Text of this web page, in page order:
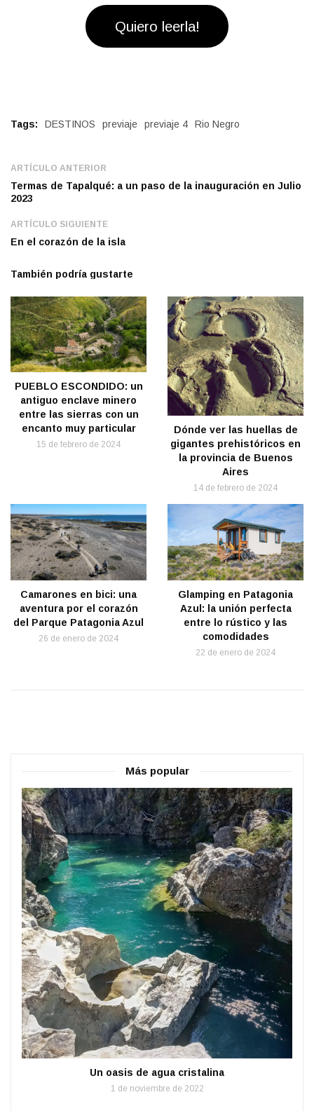
Quiero leerla!
Tags: DESTINOS previaje previaje 4 Rio Negro
ARTÍCULO ANTERIOR
Termas de Tapalqué: a un paso de la inauguración en Julio
2023
ARTÍCULO SIGUIENTE
En el corazón de la isla
También podría gustarte
PUEBLO ESCONDIDO: un
antiguo enclave minero
entre las sierras con un
encanto muy particular
15 de febrero de 2024
Dónde ver las huellas de
gigantes prehistóricos en
la provincia de Buenos
Aires
14 de febrero de 2024
Camarones en bici: una
aventura por el corazón
del Parque Patagonia Azul
26 de enero de 2024
Glamping en Patagonia
Azul: la unión perfecta
entre lo rústico y las
comodidades
22 de enero de 2024
Más popular
Un oasis de agua cristalina
1 de noviembre de 2022